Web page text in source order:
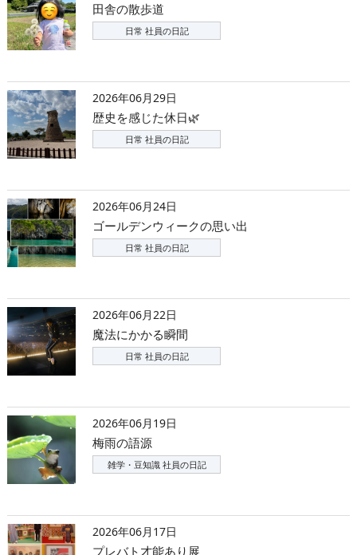
田舎の散歩道
日常 社員の日記
2026年06月29日
歴史を感じた休日🌿
日常 社員の日記
2026年06月24日
ゴールデンウィークの思い出
日常 社員の日記
2026年06月22日
魔法にかかる瞬間
日常 社員の日記
2026年06月19日
梅雨の語源
雑学・豆知識 社員の日記
2026年06月17日
プレバト才能あり展